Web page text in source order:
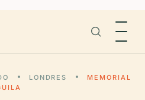
LONDRES
MEMORIAL